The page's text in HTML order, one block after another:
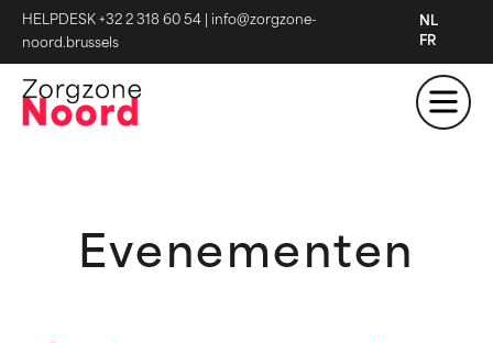
HELPDESK +32 2 318 60 54
info@zorgzone-
noord.brussels
NL
FR
Evenementen